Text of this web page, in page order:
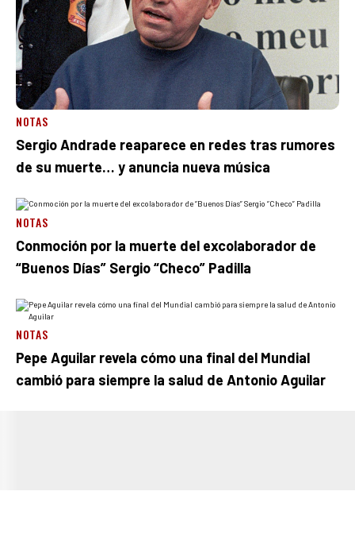
NOTAS
Sergio Andrade reaparece en redes tras rumores
de su muerte… y anuncia nueva música
NOTAS
Conmoción por la muerte del excolaborador de
“Buenos Días” Sergio “Checo” Padilla
NOTAS
Pepe Aguilar revela cómo una final del Mundial
cambió para siempre la salud de Antonio Aguilar